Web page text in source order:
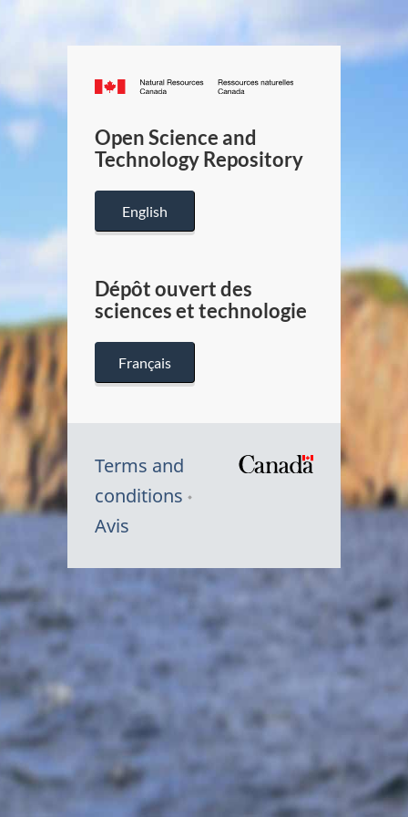
Canada.ca
/
Canada
Open Science and
Technology Repository
English
Dépôt ouvert des
sciences et technologie
Français
Terms and
conditions
Avis
Symbole
Canada